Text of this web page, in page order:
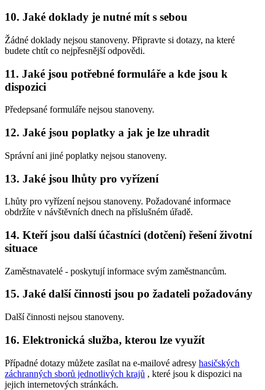
10. Jaké doklady je nutné mít s sebou
Žádné doklady nejsou stanoveny. Připravte si dotazy, na které
budete chtít co nejpřesnější odpovědi.
11. Jaké jsou potřebné formuláře a kde jsou k
dispozici
Předepsané formuláře nejsou stanoveny.
12. Jaké jsou poplatky a jak je lze uhradit
Správní ani jiné poplatky nejsou stanoveny.
13. Jaké jsou lhůty pro vyřízení
Lhůty pro vyřízení nejsou stanoveny. Požadované informace
obdržíte v návštěvních dnech na příslušném úřadě.
14. Kteří jsou další účastníci (dotčení) řešení životní
situace
Zaměstnavatelé - poskytují informace svým zaměstnancům.
15. Jaké další činnosti jsou po žadateli požadovány
Další činnosti nejsou stanoveny.
16. Elektronická služba, kterou lze využít
Případné dotazy můžete zasílat na e-mailové adresy hasičských
záchranných sborů jednotlivých krajů , které jsou k dispozici na
jejich internetových stránkách.